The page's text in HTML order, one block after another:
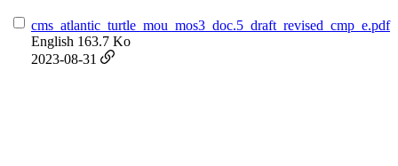
cms_atlantic_turtle_mou_mos3_doc.5_draft_revised_cmp_e.pdf
English 163.7 Ko
2023-08-31